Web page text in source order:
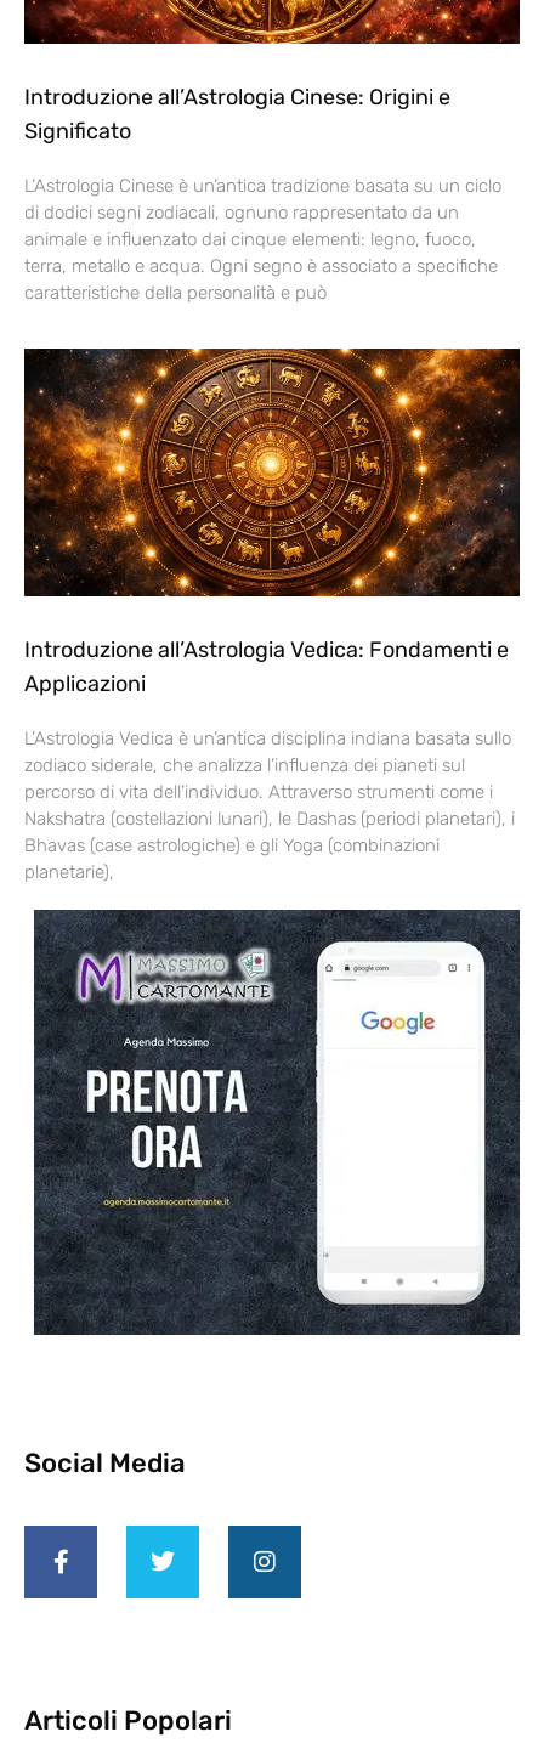
Introduzione all’Astrologia Cinese: Origini e
Significato
L’Astrologia Cinese è un’antica tradizione basata su un ciclo
di dodici segni zodiacali, ognuno rappresentato da un
animale e influenzato dai cinque elementi: legno, fuoco,
terra, metallo e acqua. Ogni segno è associato a specifiche
caratteristiche della personalità e può
Introduzione all’Astrologia Vedica: Fondamenti e
Applicazioni
L’Astrologia Vedica è un’antica disciplina indiana basata sullo
zodiaco siderale, che analizza l’influenza dei pianeti sul
percorso di vita dell’individuo. Attraverso strumenti come i
Nakshatra (costellazioni lunari), le Dashas (periodi planetari), i
Bhavas (case astrologiche) e gli Yoga (combinazioni
planetarie),
Social Media
Articoli Popolari